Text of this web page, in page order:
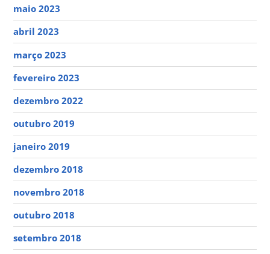
maio 2023
abril 2023
março 2023
fevereiro 2023
dezembro 2022
outubro 2019
janeiro 2019
dezembro 2018
novembro 2018
outubro 2018
setembro 2018